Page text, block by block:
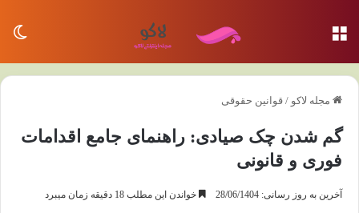
مجله لاکو / قوانین حقوقی
گم شدن چک صیادی: راهنمای جامع اقدامات
فوری و قانونی
آخرین به روز رسانی: 28/06/1404 خواندن این مطلب 18 دقیقه زمان میبرد